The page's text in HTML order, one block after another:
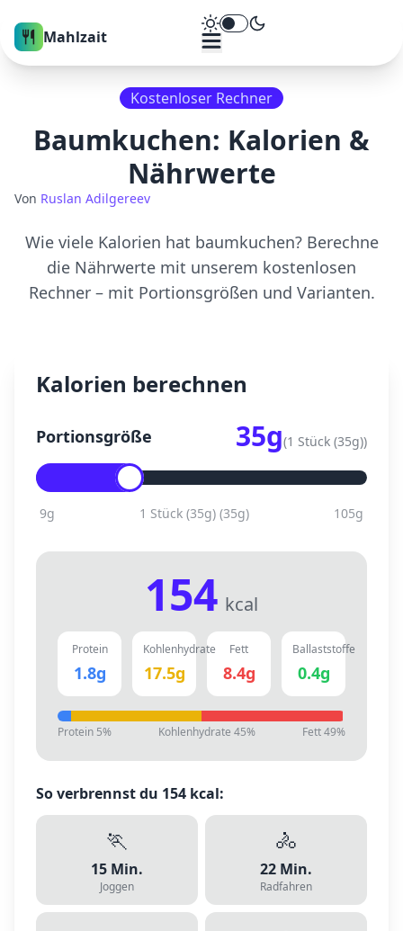
Mahlzait Theme umschalten
Kostenloser Rechner
Baumkuchen: Kalorien &
Nährwerte
Von Ruslan Adilgereev
Wie viele Kalorien hat baumkuchen? Berechne
die Nährwerte mit unserem kostenlosen
Rechner – mit Portionsgrößen und Varianten.
Kalorien berechnen
Portionsgröße 35g(1 Stück (35g))
9g 1 Stück (35g) (35g) 105g
154 kcal
Protein
1.8g
Kohlenhydrate
17.5g
Fett
8.4g
Ballaststoffe
0.4g
Protein 5% Kohlenhydrate 45% Fett49%
So verbrennst du 154 kcal:
🏃
15 Min.
Joggen
🚴
22 Min.
Radfahren